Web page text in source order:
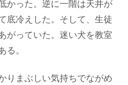
かった。逆に一階は天井が
底冷えした。そして、生徒
がっていた。迷い犬を教室
る。
りまぶしい気持ちでながめ